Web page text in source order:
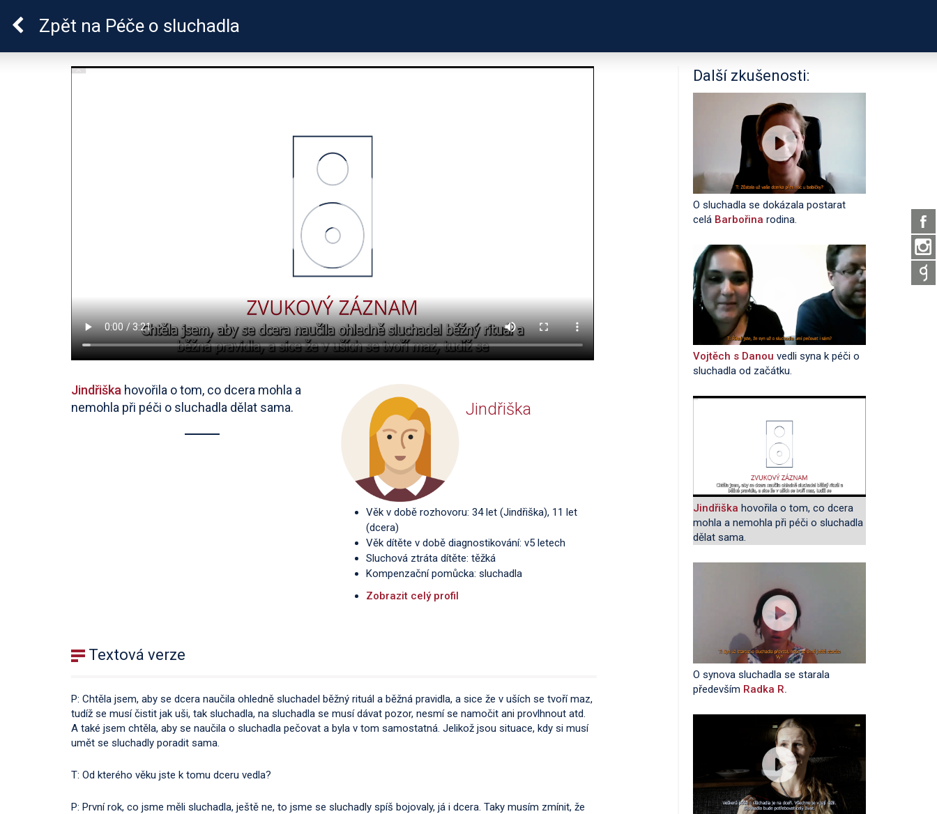
Sluchová vada u dětí
Zpět na Péče o sluchadla
Jindřiška hovořila o tom, co dcera mohla a
nemohla při péči o sluchadla dělat sama.
Jindřiška
Věk v době rozhovoru: 34 let (Jindřiška), 11 let
(dcera)
Věk dítěte v době diagnostikování: v5 letech
Sluchová ztráta dítěte: těžká
Kompenzační pomůcka: sluchadla
Zobrazit celý profil
Textová verze
P: Chtěla jsem, aby se dcera naučila ohledně sluchadel běžný rituál a běžná pravidla, a sice že v uších se tvoří maz,
tudíž se musí čistit jak uši, tak sluchadla, na sluchadla se musí dávat pozor, nesmí se namočit ani provlhnout atd.
A také jsem chtěla, aby se naučila o sluchadla pečovat a byla v tom samostatná. Jelikož jsou situace, kdy si musí
umět se sluchadly poradit sama.
T: Od kterého věku jste k tomu dceru vedla?
P: První rok, co jsme měli sluchadla, ještě ne, to jsme se sluchadly spíš bojovaly, já i dcera. Taky musím zmínit, že
Další zkušenosti:
O sluchadla se dokázala postarat
celá Barbořina rodina.
Vojtěch s Danou vedli syna k péči o
sluchadla od začátku.
Jindřiška hovořila o tom, co dcera
mohla a nemohla při péči o sluchadla
dělat sama.
O synova sluchadla se starala
především Radka R.